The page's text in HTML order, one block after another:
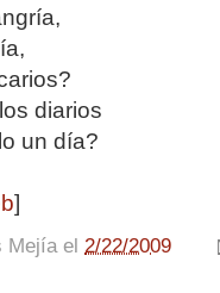
diarios
un día?
]
Mejía el 2/22/2009